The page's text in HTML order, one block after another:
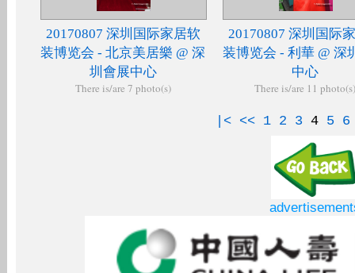
20170807 深圳国际家居软
装博览会 - 北京美居樂 @ 深
圳會展中心
There is/are 7 photo(s)
20170807 深圳国际
装博览会 - 利華 @ 深
中心
There is/are 11 photo(s)
|< << 1 2 3 4 5 6